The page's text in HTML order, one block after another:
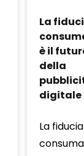
La
è il
della
digitale
La